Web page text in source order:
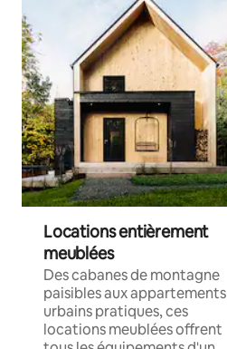
Locations entièrement
meublées
Des cabanes de montagne
paisibles aux appartements
urbains pratiques, ces
locations meublées offrent